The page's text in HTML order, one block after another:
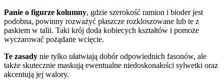
Panie o figurze kolumny, gdzie szerokość ramion i bioder jest
podobna, powinny rozważyć płaszcze rozkloszowane lub te z
paskiem w talii. Taki krój doda kobiecych kształtów i pomoże
wyczarować pożądane wcięcie.
Te zasady nie tylko ułatwiają dobór odpowiednich fasonów, ale
także skutecznie maskują ewentualne niedoskonałości sylwetki oraz
akcentują jej walory.